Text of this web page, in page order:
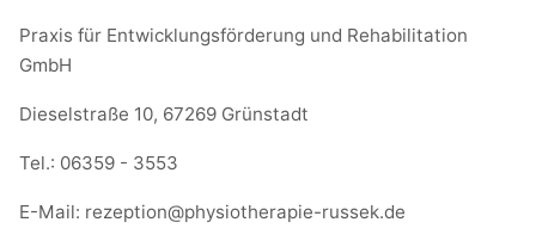
Praxis für Entwicklungsförderung und Rehabilitation
GmbH
Dieselstraße 10, 67269 Grünstadt
Tel.: 06359 - 3553
E-Mail: rezeption@physiotherapie-russek.de